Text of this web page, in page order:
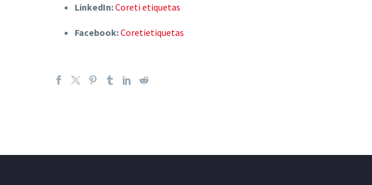
LinkedIn:Coreti etiquetas
Facebook:Coretietiquetas